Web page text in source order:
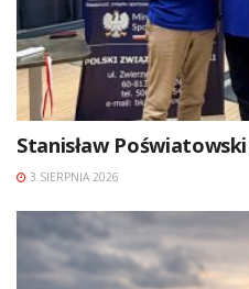
Stanisław
3 SIERPNIA 2026